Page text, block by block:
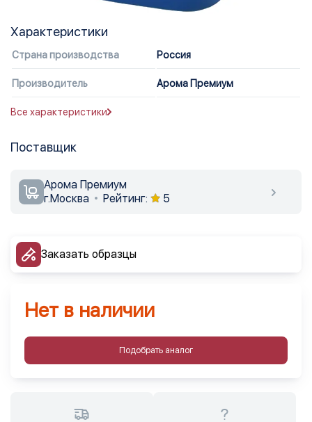
Характеристики
Страна производства Россия
Производитель Арома Премиум
Все характеристики
Поставщик
Арома Премиум
г.Москва
Рейтинг: 5
Заказать образцы
Нет в наличии
Подобрать аналог